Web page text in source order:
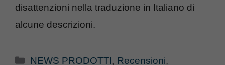
disattenzioni nella traduzione in Italiano di
alcune descrizioni.
Categorie
NEWS PRODOTTI, Recensioni,